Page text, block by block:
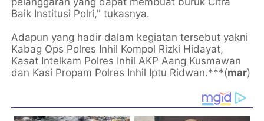
Baik Institusi Polri," tukasnya.
Adapun yang hadir dalam kegiatan tersebut yakni
Kabag Ops Polres Inhil Kompol Rizki Hidayat,
Kasat Intelkam Polres Inhil AKP Aang Kusmawan
dan Kasi Propam Polres Inhil Iptu Ridwan.***(mar)